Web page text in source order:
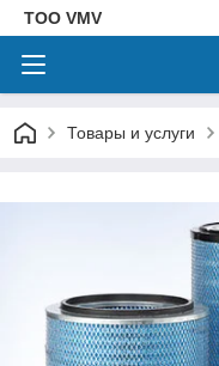
ТОО VMV
Товары и услуги